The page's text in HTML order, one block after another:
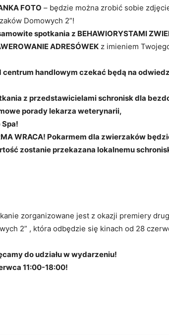
FOTO – będzie można zrobić sobie
Domowych 2”!
spotkania z BEHAWIORYSTAMI
ADRESÓWEK z imieniem
centrum handlowym czekać będą na
z przedstawicielami schronisk dla
porady lekarza weterynarii,
Spa!
WRACA! Pokarmem dla zwierzaków
zostanie przekazana lokalnemu
zorganizowane jest z okazji premiery
2” , która odbędzie się kinach od 28
do udziału w wydarzeniu!
11:00-18:00!